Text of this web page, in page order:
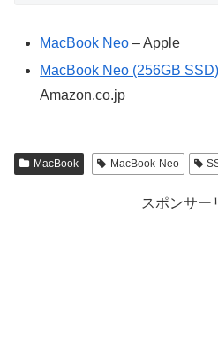
MacBook Neo – Apple
MacBook Neo (256GB SSD)
Amazon.co.jp
MacBook MacBook-Neo
スポンサー